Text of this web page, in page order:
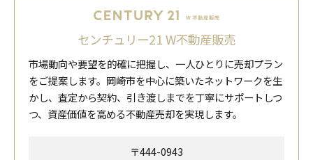
センチュリー21 W不動産販売
市場動向や要望を的確に把握し、一人ひとりに売却プラン
をご提案します。岡崎市を中心に築いたネットワークを生
かし、査定から契約、引き渡しまでを丁寧にサポートしつ
つ、資産価値を高める不動産売却を実現します。
〒444-0943